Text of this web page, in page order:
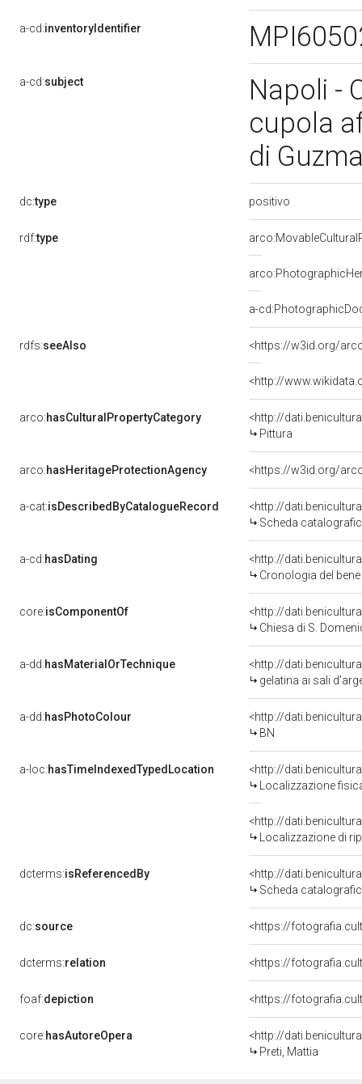
a-cd:inventoryIdentifier
a-cd:subject
Napoli -
cupola
di
dc:type positivo
rdf:type
a-
rdfs:seeAlso <https://w3id.org/
<http://
arco:hasCulturalPropertyCategory
<http://
Pittura
arco:hasHeritageProtectionAgency <https://w3id.org/
a-cat:isDescribedByCatalogueRecord
<http://
Scheda
a-cd:hasDating
<http://
Cronologia del
core:isComponentOf
<http://
Chiesa di S.
a-dd:hasMaterialOrTechnique
<http://
gelatina ai sali
a-dd:hasPhotoColour
<http://
BN
a-loc:hasTimeIndexedTypedLocation
Localizzazione
<http://
Localizzazione di
dcterms:isReferencedBy
<http://
Scheda
dc:source <https://
dcterms:relation <https://
foaf:depiction
core:hasAutoreOpera
<http://
Preti, Mattia